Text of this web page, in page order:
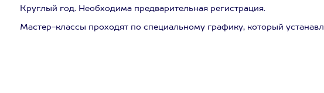
Круглый год. Необходима предварительная регистрация.
Мастер-классы проходят по специальному графику, который